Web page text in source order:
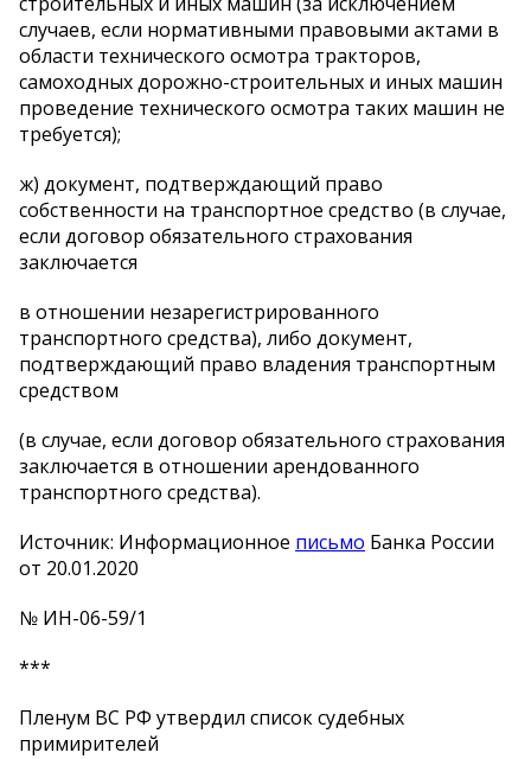
случаев, если нормативными правовыми актами в
области технического осмотра тракторов,
самоходных дорожно-строительных и иных машин
проведение технического осмотра таких машин не
требуется);
ж) документ, подтверждающий право
собственности на транспортное средство (в случае,
если договор обязательного страхования
заключается
в отношении незарегистрированного
транспортного средства), либо документ,
подтверждающий право владения транспортным
средством
(в случае, если договор обязательного страхования
заключается в отношении арендованного
транспортного средства).
Источник: Информационное письмо Банка России
от 20.01.2020
№ ИН-06-59/1
***
Пленум ВС РФ утвердил список судебных
примирителей